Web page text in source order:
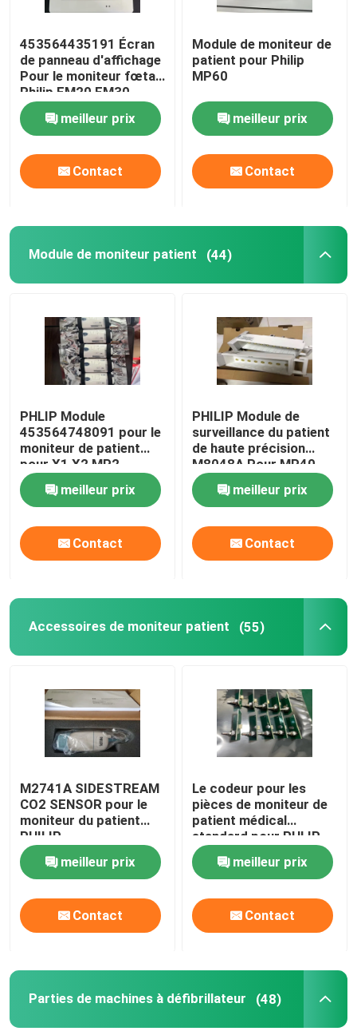
Réparation MMS
Moniteurs de patients utilisés
Oximètre de pouls utilisé
Sondage médical par ultrasons
453564435191 Écran
de panneau d'affichage
Pour le moniteur fœtal
Philip FM20 FM30
meilleur prix
Contact
Module de moniteur de
patient pour Philip
MP60
meilleur prix
Contact
Module de moniteur patient (44)
PHLIP Module
453564748091 pour le
moniteur de patient
pour X1 X2 MP2
meilleur prix
Contact
PHILIP Module de
surveillance du patient
de haute précision
M8048A Pour MP40
MP50
meilleur prix
Contact
Accessoires de moniteur patient (55)
M2741A SIDESTREAM
CO2 SENSOR pour le
moniteur du patient
PHILIP
meilleur prix
Contact
Le codeur pour les
pièces de moniteur de
patient médical
standard pour PHLIP
VM6 VM8
meilleur prix
Contact
Parties de machines à défibrillateur (48)